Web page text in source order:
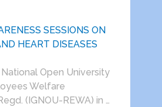
SESSIONS ON
HEART DISEASES
National Open University
Welfare
(IGNOU-REWA) in …